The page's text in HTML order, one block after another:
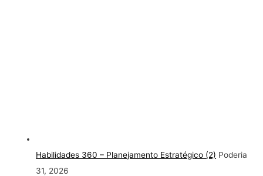
Habilidades 360 – Planejamento Estratégico (2) Poderia
31, 2026